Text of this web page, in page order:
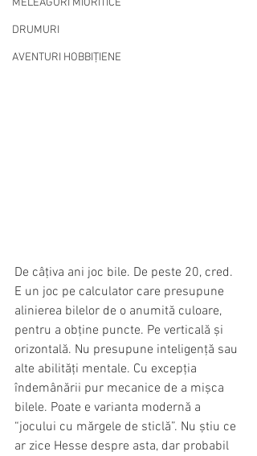
MELEAGURI MIORITICE
DRUMURI
AVENTURI HOBBIȚIENE
De câțiva ani joc bile. De peste 20, cred.
E un joc pe calculator care presupune
alinierea bilelor de o anumită culoare,
pentru a obține puncte. Pe verticală și
orizontală. Nu presupune inteligență sau
alte abilități mentale. Cu excepția
îndemânării pur mecanice de a mișca
bilele. Poate e varianta modernă a
“jocului cu mărgele de sticlă”. Nu știu ce
ar zice Hesse despre asta, dar probabil